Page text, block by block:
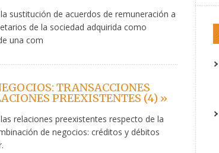
sustitución de acuerdos de remuneración a
de la sociedad adquirida como
una com
TRANSACCIONES
PREEXISTENTES (4) »
relaciones preexistentes respecto de la
de negocios: créditos y débitos